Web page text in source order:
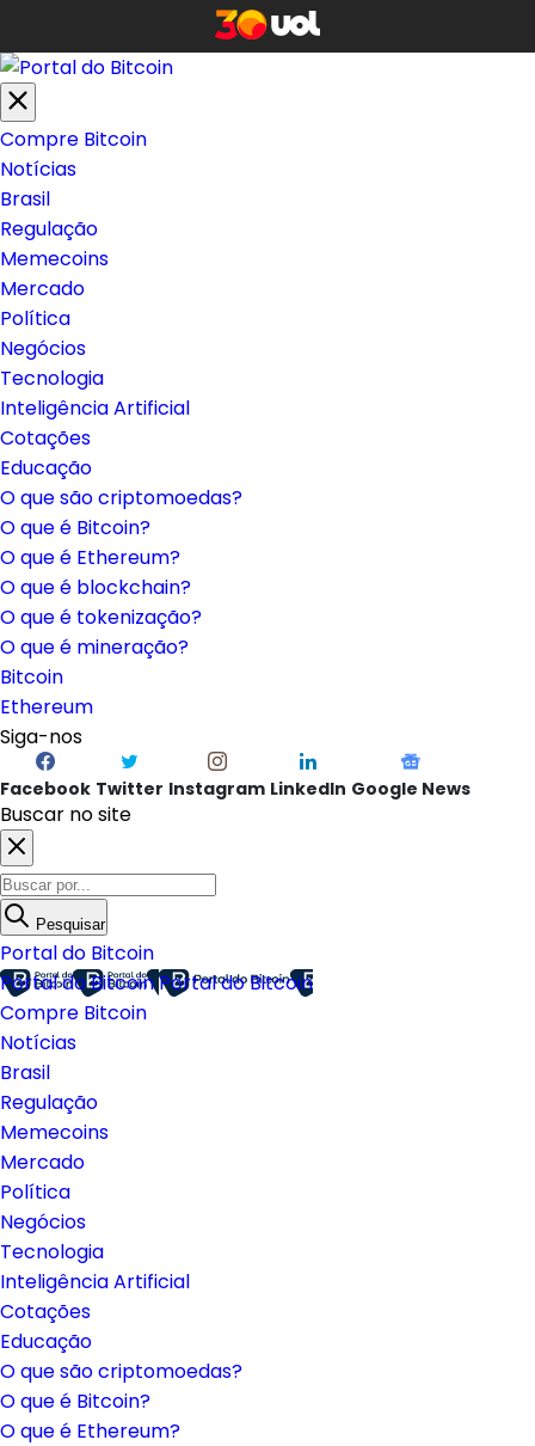
Compre Bitcoin
Notícias
Brasil
Regulação
Memecoins
Mercado
Política
Negócios
Tecnologia
Inteligência Artificial
Cotações
Educação
O que são criptomoedas?
O que é Bitcoin?
O que é Ethereum?
O que é blockchain?
O que é tokenização?
O que é mineração?
Bitcoin
Ethereum
Siga-nos
Facebook Twitter Instagram LinkedIn Google News
Buscar no site
Pesquisar
Portal do Bitcoin
Portal do BitcoinPortal do Bitcoin
Compre Bitcoin
Notícias
Brasil
Regulação
Memecoins
Mercado
Política
Negócios
Tecnologia
Inteligência Artificial
Cotações
Educação
O que são criptomoedas?
O que é Bitcoin?
O que é Ethereum?